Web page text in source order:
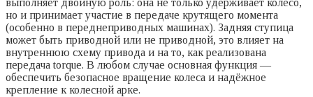
выполняет двойную роль: она не только удерживает колесо,
но и принимает участие в передаче крутящего момента
(особенно в переднеприводных машинах). Задняя ступица
может быть приводной или не приводной, это влияет на
внутреннюю схему привода и на то, как реализована
передача torque. В любом случае основная функция —
обеспечить безопасное вращение колеса и надёжное
крепление к колесной арке.